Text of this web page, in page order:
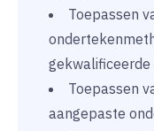
Toepassen
gekwalificeerde
Toepassen
aangepaste